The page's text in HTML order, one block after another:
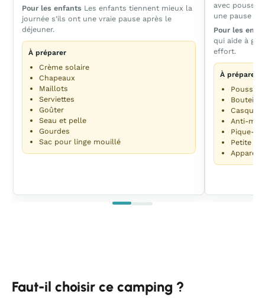
Pour les enfants Les enfants tiennent mieux la
journée s’ils ont une vraie pause après le
déjeuner.
À préparer
Crème solaire
Chapeaux
Maillots
Serviettes
Goûter
Seau et pelle
Gourdes
Sac pour linge mouillé
avec
une pause
Pour les
qui aide à
effort.
À préparer
Anti-
Pique-
Petite
Appareil
Faut-il choisir ce camping ?